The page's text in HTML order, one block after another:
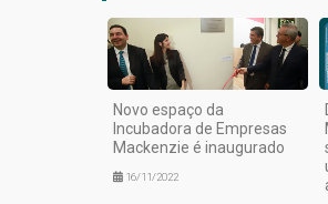
Novo espaço da
Incubadora de Empresas
Mackenzie é inaugurado
16/11/2022